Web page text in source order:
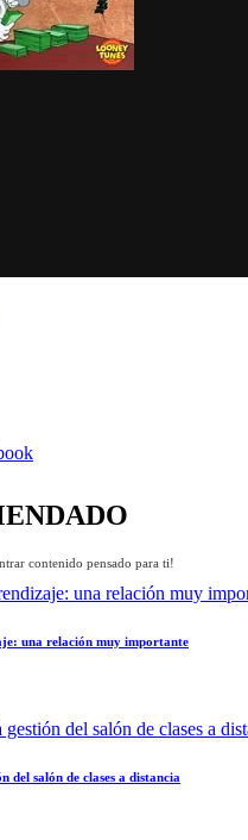
contenido pensado para ti!
una relación muy importante
del salón de clases a distancia